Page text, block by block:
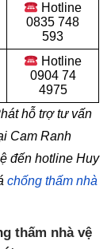
Hotline
0835 748
593
Hotline
0904 74
4975
hỗ trợ tư vấn
Cam Ranh
đến hotline Huy
chống thấm nhà
thấm nhà vệ